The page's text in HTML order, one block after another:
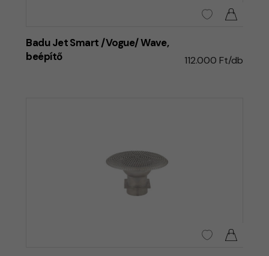
Badu Jet Smart /Vogue/ Wave,
beépítő
112.000 Ft/db